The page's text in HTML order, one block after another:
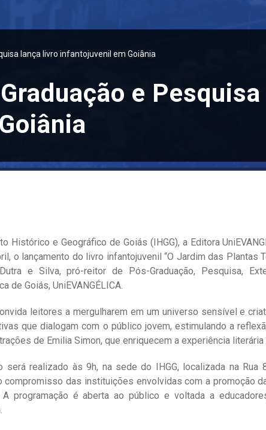
lança livro infantojuvenil em Goiânia
e
Histórico e Geográfico de Goiás (IHGG), a Editora
o lançamento do livro infantojuvenil “O Jardim das Plantas
e Silva, pró-reitor de Pós-Graduação, Pesquisa,
de Goiás, UniEVANGÉLICA.
leitores a mergulharem em um universo sensível e
que dialogam com o público jovem, estimulando a
de Emilia Simon, que enriquecem a experiência
será realizado às 9h, na sede do IHGG, localizada na Rua
compromisso das instituições envolvidas com a promoção
A programação é aberta ao público e voltada a